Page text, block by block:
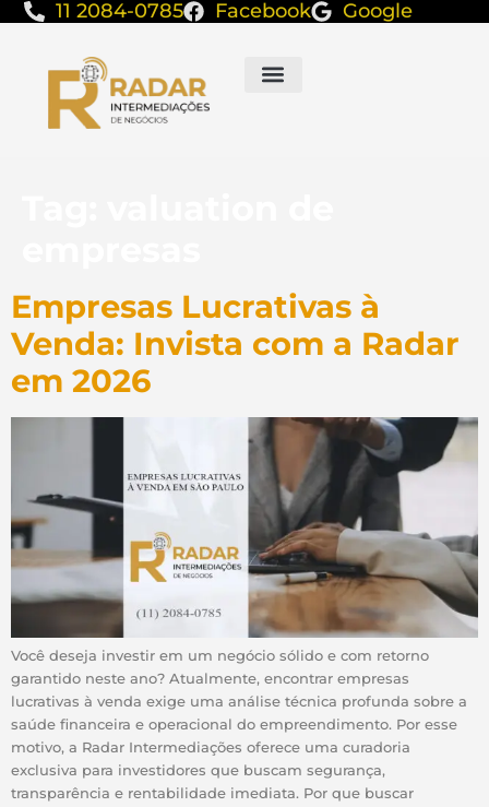
11 2084-0785 Facebook Google
Empresas Lucrativas à
Venda: Invista com a Radar
em 2026
Você deseja investir em um negócio sólido e com retorno
garantido neste ano? Atualmente, encontrar empresas
lucrativas à venda exige uma análise técnica profunda sobre a
saúde financeira e operacional do empreendimento. Por esse
motivo, a Radar Intermediações oferece uma curadoria
exclusiva para investidores que buscam segurança,
transparência e rentabilidade imediata. Por que buscar